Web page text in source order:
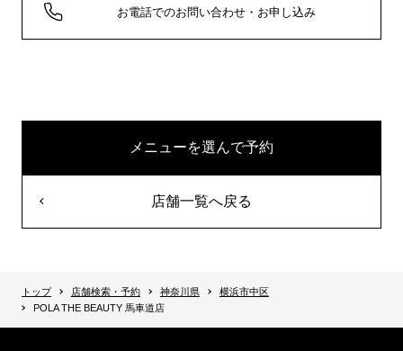
お電話でのお問い合わせ・お申し込み
メニューを選んで予約
店舗一覧へ戻る
トップ 店舗検索・予約 神奈川県
横浜市中区
POLA THE BEAUTY 馬車道店